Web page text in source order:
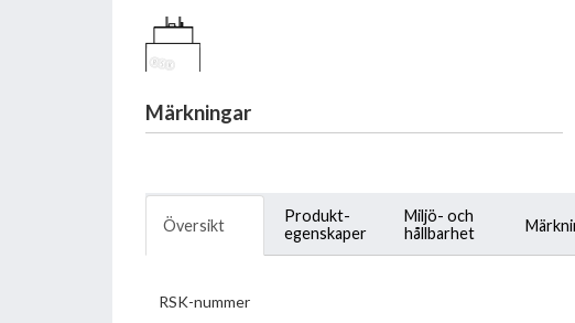
Märkningar
Översikt
Produkt-
egenskaper
Miljö- och
hållbarhet
RSK-nummer